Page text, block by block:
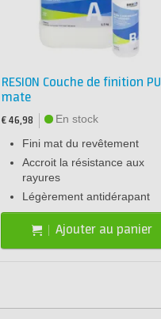
RESION Couche de finition PU
mate
€ 46,98
En stock
Fini mat du revêtement
Accroit la résistance aux
rayures
Légèrement antidérapant
Ajouter au panier